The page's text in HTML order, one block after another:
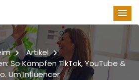
Artikel
So Kämpfen TikTok, YouTube &
Um Influencer